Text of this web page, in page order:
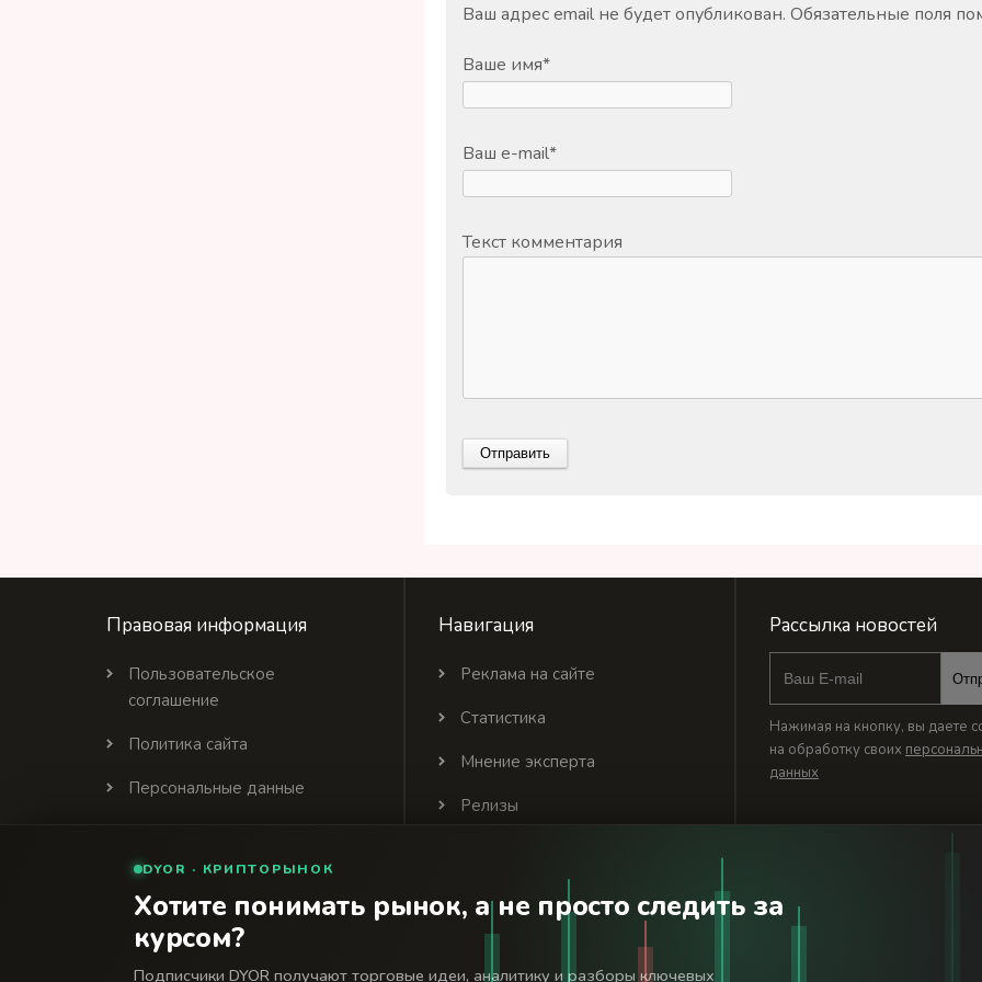
Ваш адрес email не будет опубликован. Обязательные поля
Ваше имя*
Ваш e-mail*
Текст комментария
Правовая информация
Пользовательское
соглашение
Политика сайта
Персональные данные
Партнеры
Навигация
Реклама на сайте
Статистика
Мнение эксперта
Релизы
Рассылка новостей
Нажимая на кнопку, вы даете
на обработку своих
данных
© 2026 Финансовый интернет-портал «Банки Сегодня». Используя сайт BanksToday.net вы соглашаетесь с
DYOR · КРИПТОРЫНОК
Хотите понимать рынок, а не просто следить за
курсом?
Подписчики DYOR получают торговые идеи, аналитику и разборы ключевых